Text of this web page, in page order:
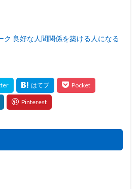
ク 良好な人間関係を築ける人になる